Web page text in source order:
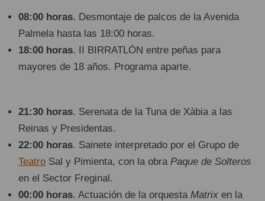
08:00 horas. Desmontaje de palcos de la Avenida
Palmela hasta las 18:00 horas.
18:00 horas. II BIRRATLÓN entre peñas para
mayores de 18 años. Programa aparte.
21:30 horas. Serenata de la Tuna de Xàbia a las
Reinas y Presidentas.
22:00 horas. Sainete interpretado por el Grupo de
Teatro Sal y Pimienta, con la obra Paque de Solteros
en el Sector Freginal.
00:00 horas. Actuación de la orquesta Matrix en la